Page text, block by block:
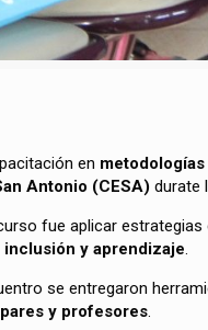
en
Antonio (CESA) durate
fue aplicar
inclusión y aprendizaje.
se entregaron
y profesores.